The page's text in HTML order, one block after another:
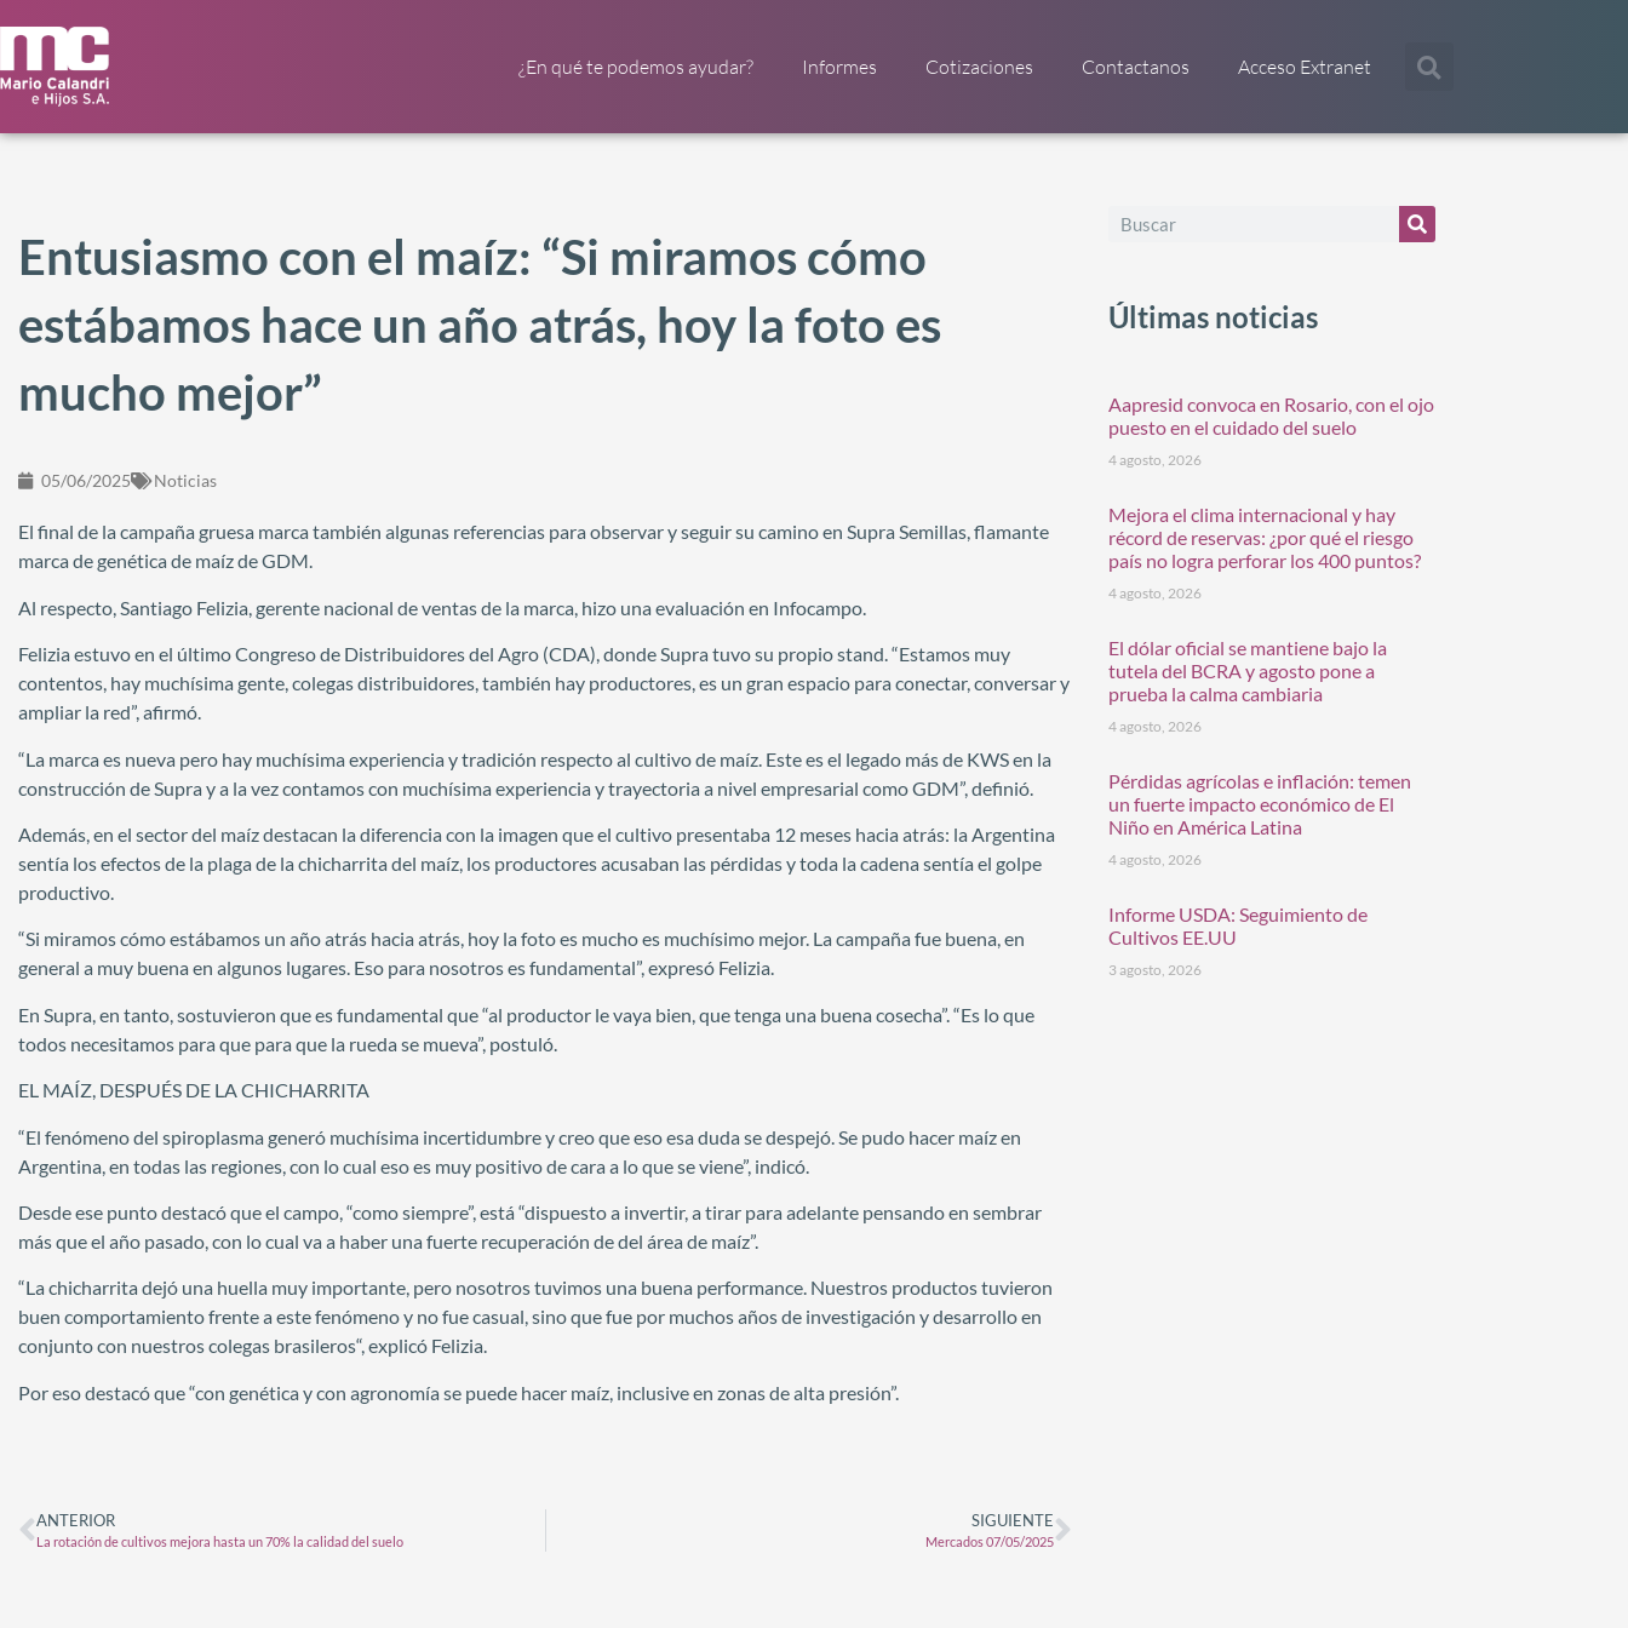
¿En qué te podemos ayudar? Informes Cotizaciones Contactanos Acceso Extranet
Entusiasmo con el maíz: “Si miramos cómo
estábamos hace un año atrás, hoy la foto es
mucho mejor”
05/06/2025 Noticias
El final de la campaña gruesa marca también algunas referencias para observar y seguir su camino en Supra Semillas, flamante
marca de genética de maíz de GDM.
Al respecto, Santiago Felizia, gerente nacional de ventas de la marca, hizo una evaluación en Infocampo.
Felizia estuvo en el último Congreso de Distribuidores del Agro (CDA), donde Supra tuvo su propio stand. “Estamos muy
contentos, hay muchísima gente, colegas distribuidores, también hay productores, es un gran espacio para conectar, conversar y
ampliar la red”, afirmó.
“La marca es nueva pero hay muchísima experiencia y tradición respecto al cultivo de maíz. Este es el legado más de KWS en la
construcción de Supra y a la vez contamos con muchísima experiencia y trayectoria a nivel empresarial como GDM”, definió.
Además, en el sector del maíz destacan la diferencia con la imagen que el cultivo presentaba 12 meses hacia atrás: la Argentina
sentía los efectos de la plaga de la chicharrita del maíz, los productores acusaban las pérdidas y toda la cadena sentía el golpe
productivo.
“Si miramos cómo estábamos un año atrás hacia atrás, hoy la foto es mucho es muchísimo mejor. La campaña fue buena, en
general a muy buena en algunos lugares. Eso para nosotros es fundamental”, expresó Felizia.
En Supra, en tanto, sostuvieron que es fundamental que “al productor le vaya bien, que tenga una buena cosecha”. “Es lo que
todos necesitamos para que para que la rueda se mueva”, postuló.
EL MAÍZ, DESPUÉS DE LA CHICHARRITA
“El fenómeno del spiroplasma generó muchísima incertidumbre y creo que eso esa duda se despejó. Se pudo hacer maíz en
Argentina, en todas las regiones, con lo cual eso es muy positivo de cara a lo que se viene”, indicó.
Desde ese punto destacó que el campo, “como siempre”, está “dispuesto a invertir, a tirar para adelante pensando en sembrar
más que el año pasado, con lo cual va a haber una fuerte recuperación de del área de maíz”.
“La chicharrita dejó una huella muy importante, pero nosotros tuvimos una buena performance. Nuestros productos tuvieron
buen comportamiento frente a este fenómeno y no fue casual, sino que fue por muchos años de investigación y desarrollo en
conjunto con nuestros colegas brasileros“, explicó Felizia.
Por eso destacó que “con genética y con agronomía se puede hacer maíz, inclusive en zonas de alta presión”.
ANTERIOR
La rotación de cultivos mejora hasta un 70% la calidad del suelo
SIGUIENTE
Mercados 07/05/2025
Últimas noticias
Aapresid convoca en Rosario, con el ojo
puesto en el cuidado del suelo
4 agosto, 2026
Mejora el clima internacional y hay
récord de reservas: ¿por qué el riesgo
país no logra perforar los 400 puntos?
4 agosto, 2026
El dólar oficial se mantiene bajo la
tutela del BCRA y agosto pone a
prueba la calma cambiaria
4 agosto, 2026
Pérdidas agrícolas e inflación: temen
un fuerte impacto económico de El
Niño en América Latina
4 agosto, 2026
Informe USDA: Seguimiento de
Cultivos EE.UU
3 agosto, 2026